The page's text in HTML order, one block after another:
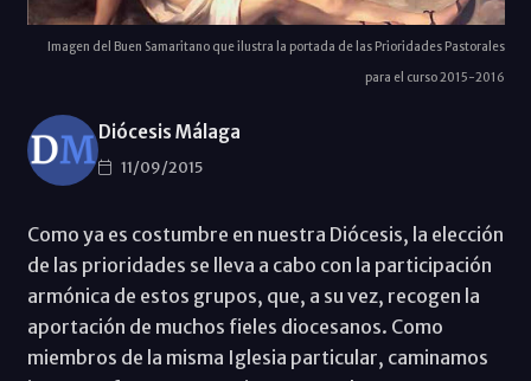
Imagen del Buen Samaritano que ilustra la portada de las Prioridades Pastorales
para el curso 2015-2016
Diócesis Málaga
11/09/2015
Como ya es costumbre en nuestra Diócesis, la elección
de las prioridades se lleva a cabo con la participación
armónica de estos grupos, que, a su vez, recogen la
aportación de muchos fieles diocesanos. Como
miembros de la misma Iglesia particular, caminamos